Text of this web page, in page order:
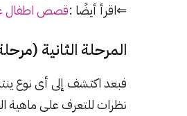
⇐اقرأ أيضًا :قصص اطفال
المرحلة الثانية
فبعد اكتشف إلى أى نوع
نظرات للتعرف على ماهية